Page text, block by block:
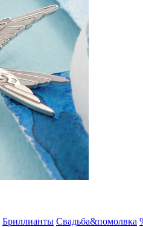
Бриллианты Свадьба&помолвка